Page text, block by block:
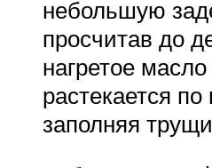
небольшую
просчитав до
нагретое
растекается
заполняя